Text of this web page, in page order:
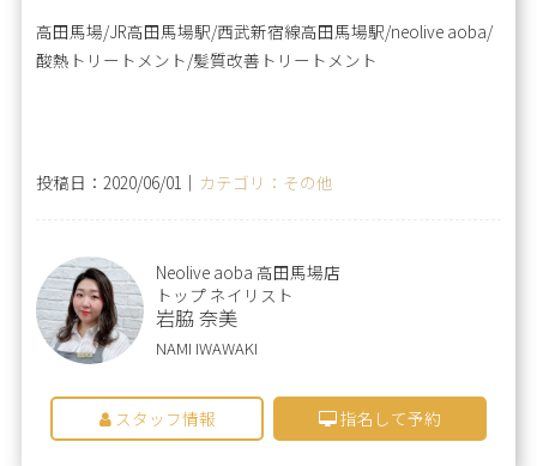
高田馬場/JR高田馬場駅/西武新宿線高田馬場駅/neolive aoba/
酸熱トリートメント/髪質改善トリートメント
投稿日：2020/06/01｜ カテゴリ：その他
Neolive aoba 高田馬場店
トップ ネイリスト
岩脇 奈美
NAMI IWAWAKI
スタッフ情報 指名して予約